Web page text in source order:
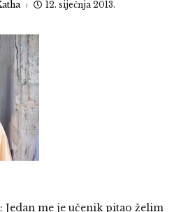
12. siječnja 2013.
Jedan me je učenik pitao želim